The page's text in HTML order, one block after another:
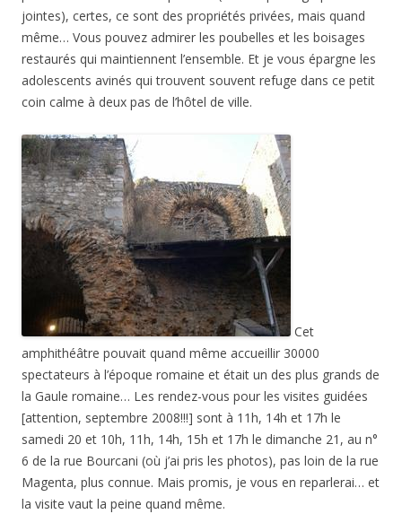
jointes), certes, ce sont des propriétés privées, mais quand
même… Vous pouvez admirer les poubelles et les boisages
restaurés qui maintiennent l’ensemble. Et je vous épargne les
adolescents avinés qui trouvent souvent refuge dans ce petit
coin calme à deux pas de l’hôtel de ville.
Cet
amphithéâtre pouvait quand même accueillir 30000
spectateurs à l’époque romaine et était un des plus grands de
la Gaule romaine… Les rendez-vous pour les visites guidées
[attention, septembre 2008!!!] sont à 11h, 14h et 17h le
samedi 20 et 10h, 11h, 14h, 15h et 17h le dimanche 21, au n°
6 de la rue Bourcani (où j’ai pris les photos), pas loin de la rue
Magenta, plus connue. Mais promis, je vous en reparlerai… et
la visite vaut la peine quand même.